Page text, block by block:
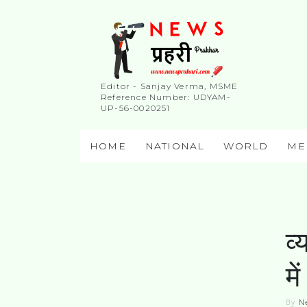
Editor - Sanjay Verma, MSME
Reference Number: UDYAM-
UP-56-0020251
HOME NATIONAL WORLD
By